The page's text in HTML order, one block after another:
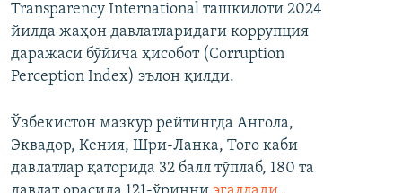
Transparency International ташкилоти 2024
йилда жаҳон давлатларидаги коррупция
даражаси бўйича ҳисобот (Corruption
Perception Index) эълон қилди.
Ўзбекистон мазкур рейтингда Ангола,
Эквадор, Кения, Шри-Ланка, Того каби
давлатлар қаторида 32 балл тўплаб, 180 та